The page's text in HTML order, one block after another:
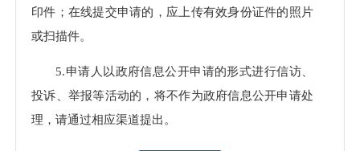
印件；在线提交申请的，应上传有效身份证件的照片
或扫描件。
5.申请人以政府信息公开申请的形式进行信访、
投诉、举报等活动的，将不作为政府信息公开申请处
理，请通过相应渠道提出。